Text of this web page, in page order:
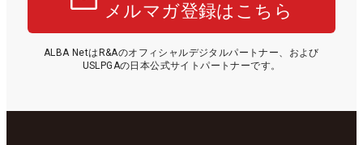
メルマガ登録はこちら
ALBA NetはR&Aのオフィシャルデジタルパートナー、および
USLPGAの日本公式サイトパートナーです。